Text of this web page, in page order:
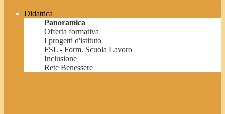
Didattica
Panoramica
Offerta formativa
I progetti d'istituto
FSL - Form. Scuola Lavoro
Inclusione
Rete Benessere